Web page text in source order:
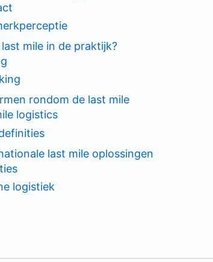
mile in de praktijk?
rondom de last mile
logistics
last mile oplossingen
logistiek